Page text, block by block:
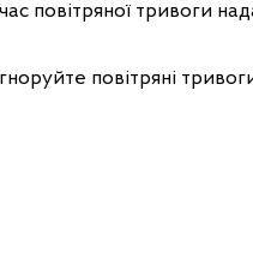
повітряної тривоги
повітряні